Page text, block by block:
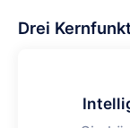
Drei